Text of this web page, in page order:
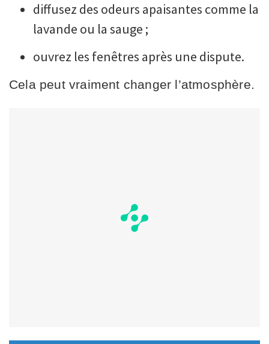
diffusez des odeurs apaisantes comme la
lavande ou la sauge ;
ouvrez les fenêtres après une dispute.
Cela peut vraiment changer l’atmosphère.